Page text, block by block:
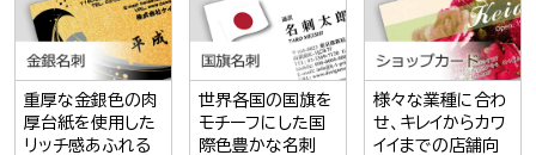
重厚な金銀色の肉
厚台紙を使用した
リッチ感あふれる
世界各国の国旗を
モチーフにした国
際色豊かな名刺
様々な業種に合わ
せ、キレイからカワ
イイまでの店舗向